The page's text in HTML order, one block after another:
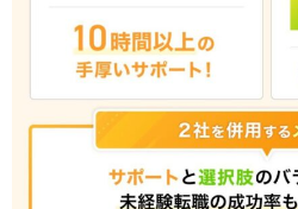
ハタラクティブ｜未経験か
狙える
マイナビジョブ20's｜未経
しいキャリアに挑戦できる
ジェイック（就職カレッジ
類選考なしで面接へ進める